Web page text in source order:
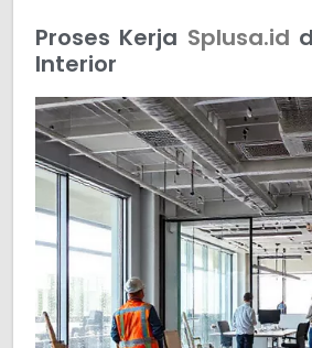
Proses Kerja Splusa.id
Interior